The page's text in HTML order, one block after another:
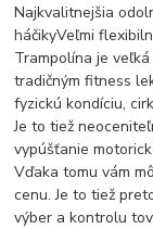
Najkvalitnejšia
háčikyVeľmi
Trampolína je
tradičným fitness
fyzickú kondíciu,
Je to tiež
vypúšťanie
Vďaka tomu vám
cenu. Je to tiež
výber a kontrolu